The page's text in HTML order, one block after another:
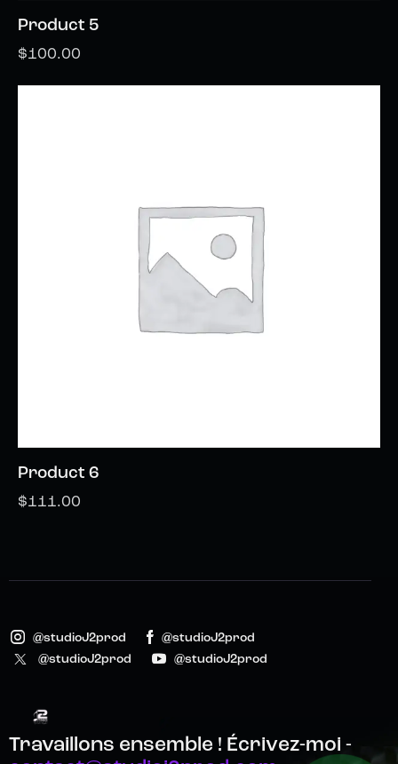
Product 5
$100.00
Product 6
$111.00
@studioJ2prod
@studioJ2prod
@studioJ2prod
@studioJ2prod
Travaillons ensemble ! Écrivez-moi -